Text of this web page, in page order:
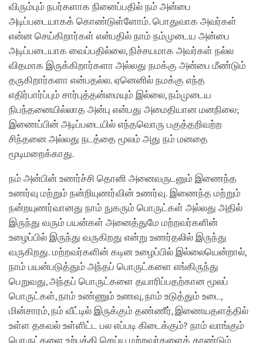
விரும்பும் நபர்களாக நினைப்பதில் நம் அன்பை
அடிப்படையாகக் கொண்டுள்ளோம். பொதுவாக அவர்கள்
என்ன செய்கிறார்கள் என்பதில் நாம் நம்முடைய அன்பை
அடிப்படையாக வைப்பதில்லை, நிச்சயமாக அவர்கள் நல்ல
விதமாக இருக்கிறார்களா அல்லது நமக்கு அன்பை மீண்டும்
தருகிறார்களா என்பதல்ல. ஏனெனில் நமக்கு எந்த
எதிர்பார்ப்பும் சார்புத்தன்மையும் இல்லை, நம்முடைய
நிபந்தனையில்லாத அன்பு என்பது அமைதியான மனநிலை;
இணைப்பின் அடிப்படையில் எந்தவொரு பகுத்தறிவற்ற
சிந்தனை அல்லது நடத்தை மூலம் அது நம் மனதை
மூடிமறைக்காது.
நம் அன்பின் உணர்ச்சி தொனி அனைவருடனும் இணைந்த
உணர்வு மற்றும் நன்றியுணர்வின் உணர்வு. இணைந்த மற்றும்
நன்றயுணர்வானது நாம் நுகரும் பொருட்கள் அல்லது அதில்
இருந்து வரும் பயன்கள் அனைத்துமே மற்றவர்களின்
உழைப்பில் இருந்து வருகிறது என்று உணர்தலில் இருந்து
வருகிறது. மற்றவர்களின் கடின உழைப்பில் இல்லையென்றால்,
நாம் பயன்படுத்தும் அந்தப் பொருட்களை எங்கிருந்து
பெறுவது, அந்தப் பொருட்களை தயாரிப்பதற்கான மூலப்
பொருட்கள், நாம் உண்ணும் உணவு, நாம் உடுத்தும் உடை,
மின்சாரம், நம் வீட்டில் இருக்கும் தண்ணீர், இணையதளத்தில்
உள்ள தகவல் உள்ளிட்ட பல எப்படி கிடைக்கும்? நாம் வாங்கும்
பொருட்களை உற்பத்தி செய்ய மற்றவர்களைத் தூண்டும்